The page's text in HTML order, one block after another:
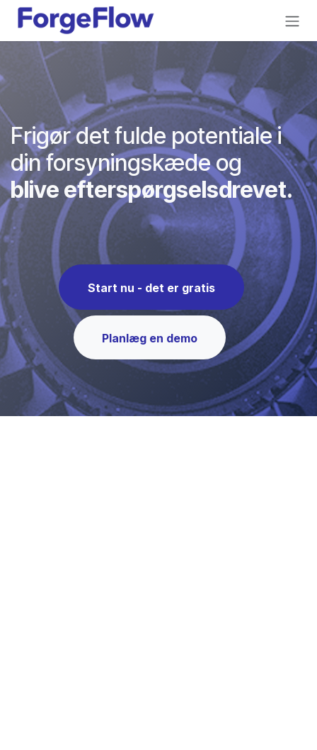
Gå til indhold
Frigør det fulde potentiale i
din forsyningskæde og
blive efterspørgselsdrevet.
Start nu - det er gratis
Planlæg en demo